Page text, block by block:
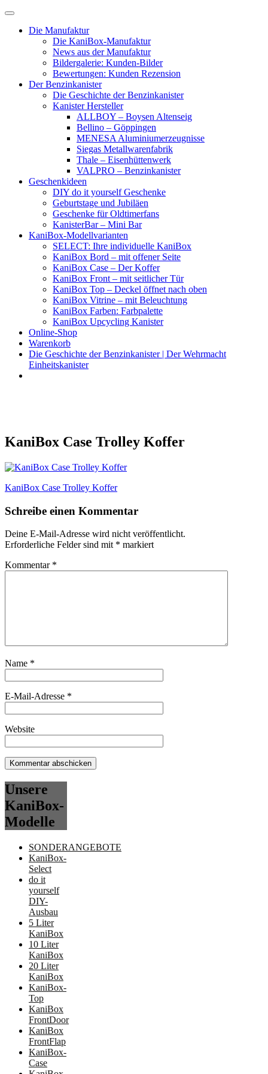
Skip
contentDie Manufaktur
Die KaniBox-Manufaktur
News aus der Manufaktur
Bildergalerie: Kunden-Bilder
Bewertungen: Kunden Rezension
Der Benzinkanister
Die Geschichte der Benzinkanister
Kanister Hersteller
ALLBOY – Boysen Altenseig
Bellino – Göppingen
MENESA Aluminiumerzeugnisse
Siegas Metallwarenfabrik
Thale – Eisenhüttenwerk
VALPRO – Benzinkanister
Geschenkideen
DIY do it yourself Geschenke
Geburtstage und Jubiläen
Geschenke für Oldtimerfans
KanisterBar – Mini Bar
KaniBox-Modellvarianten
SELECT: Ihre individuelle KaniBox
KaniBox Bord – mit offener Seite
KaniBox Case – Der Koffer
KaniBox Front – mit seitlicher Tür
KaniBox Top – Deckel öffnet nach oben
KaniBox Vitrine – mit Beleuchtung
KaniBox Farben: Farbpalette
KaniBox Upcycling Kanister
Online-Shop
Warenkorb
Die Geschichte der Benzinkanister | Der Wehrmacht
Einheitskanister
KaniBox Case Trolley Koffer
Beitragsnavigation
KaniBox Case Trolley Koffer
Schreibe einen Kommentar
Deine E-Mail-Adresse wird nicht veröffentlicht.
Erforderliche Felder sind mit * markiert
Kommentar *
Name *
E-Mail-Adresse *
Website
Unsere
KaniBox-
Modelle
SONDERANGEBOTE
KaniBox-
Select
do it
yourself
DIY-
Ausbau
5 Liter
KaniBox
10 Liter
KaniBox
20 Liter
KaniBox
KaniBox-
Top
KaniBox
FrontDoor
KaniBox
FrontFlap
KaniBox-
Case